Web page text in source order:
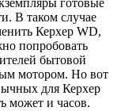
готовые
В таком случае
Керхер WD,
попробовать
бытовой
мотором. Но вот
для Керхер
может и часов.